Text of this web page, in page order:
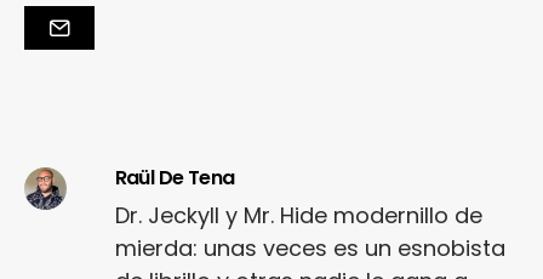
Raül De Tena
Dr. Jeckyll y Mr. Hide modernillo de
mierda: unas veces es un esnobista
Pues, ahora que esta web está inactiva,
puede interesarte que la aventura
continúa ensinceramente.cc.